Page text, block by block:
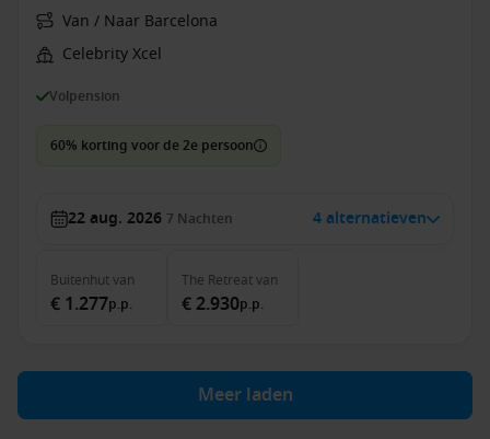
Van / Naar Barcelona
Celebrity Xcel
Volpension
60% korting voor de 2e persoon
22 aug. 2026 7 Nachten 4 alternatieven
Buitenhutvan
€ 1.277p.p.
The Retreatvan
€ 2.930p.p.
Meer laden